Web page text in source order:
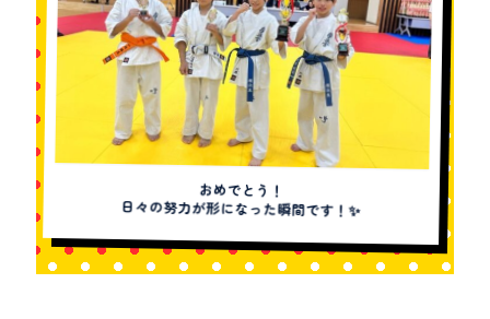
おめでとう！
日々の努力が形になった瞬間です！✨